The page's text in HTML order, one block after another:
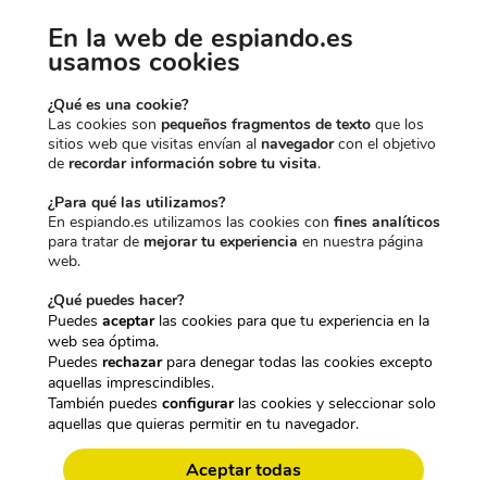
CARACTERÍSTICAS TÉCNICAS:
MÓDULO CÁMARA ESPÍA DVR PARA
En la web de espiando.es
usamos cookies
¿Qué es una cookie?
Las cookies son pequeños fragmentos de texto que los
sitios web que visitas envían al navegadorcon el objetivo
de recordar información sobre tu visita.
¿Para qué las utilizamos?
En espiando.es utilizamos las cookies con fines analíticos
para tratar de mejorar tu experiencia en nuestra página
web.
¿Qué puedes hacer?
Puedes aceptarlas cookies para que tu experiencia en la
web sea óptima.
Puedes rechazarpara denegar todas las cookies excepto
aquellas imprescindibles.
También puedes configurarlas cookies y seleccionar solo
aquellas que quieras permitir en tu navegador.
Aceptar todas